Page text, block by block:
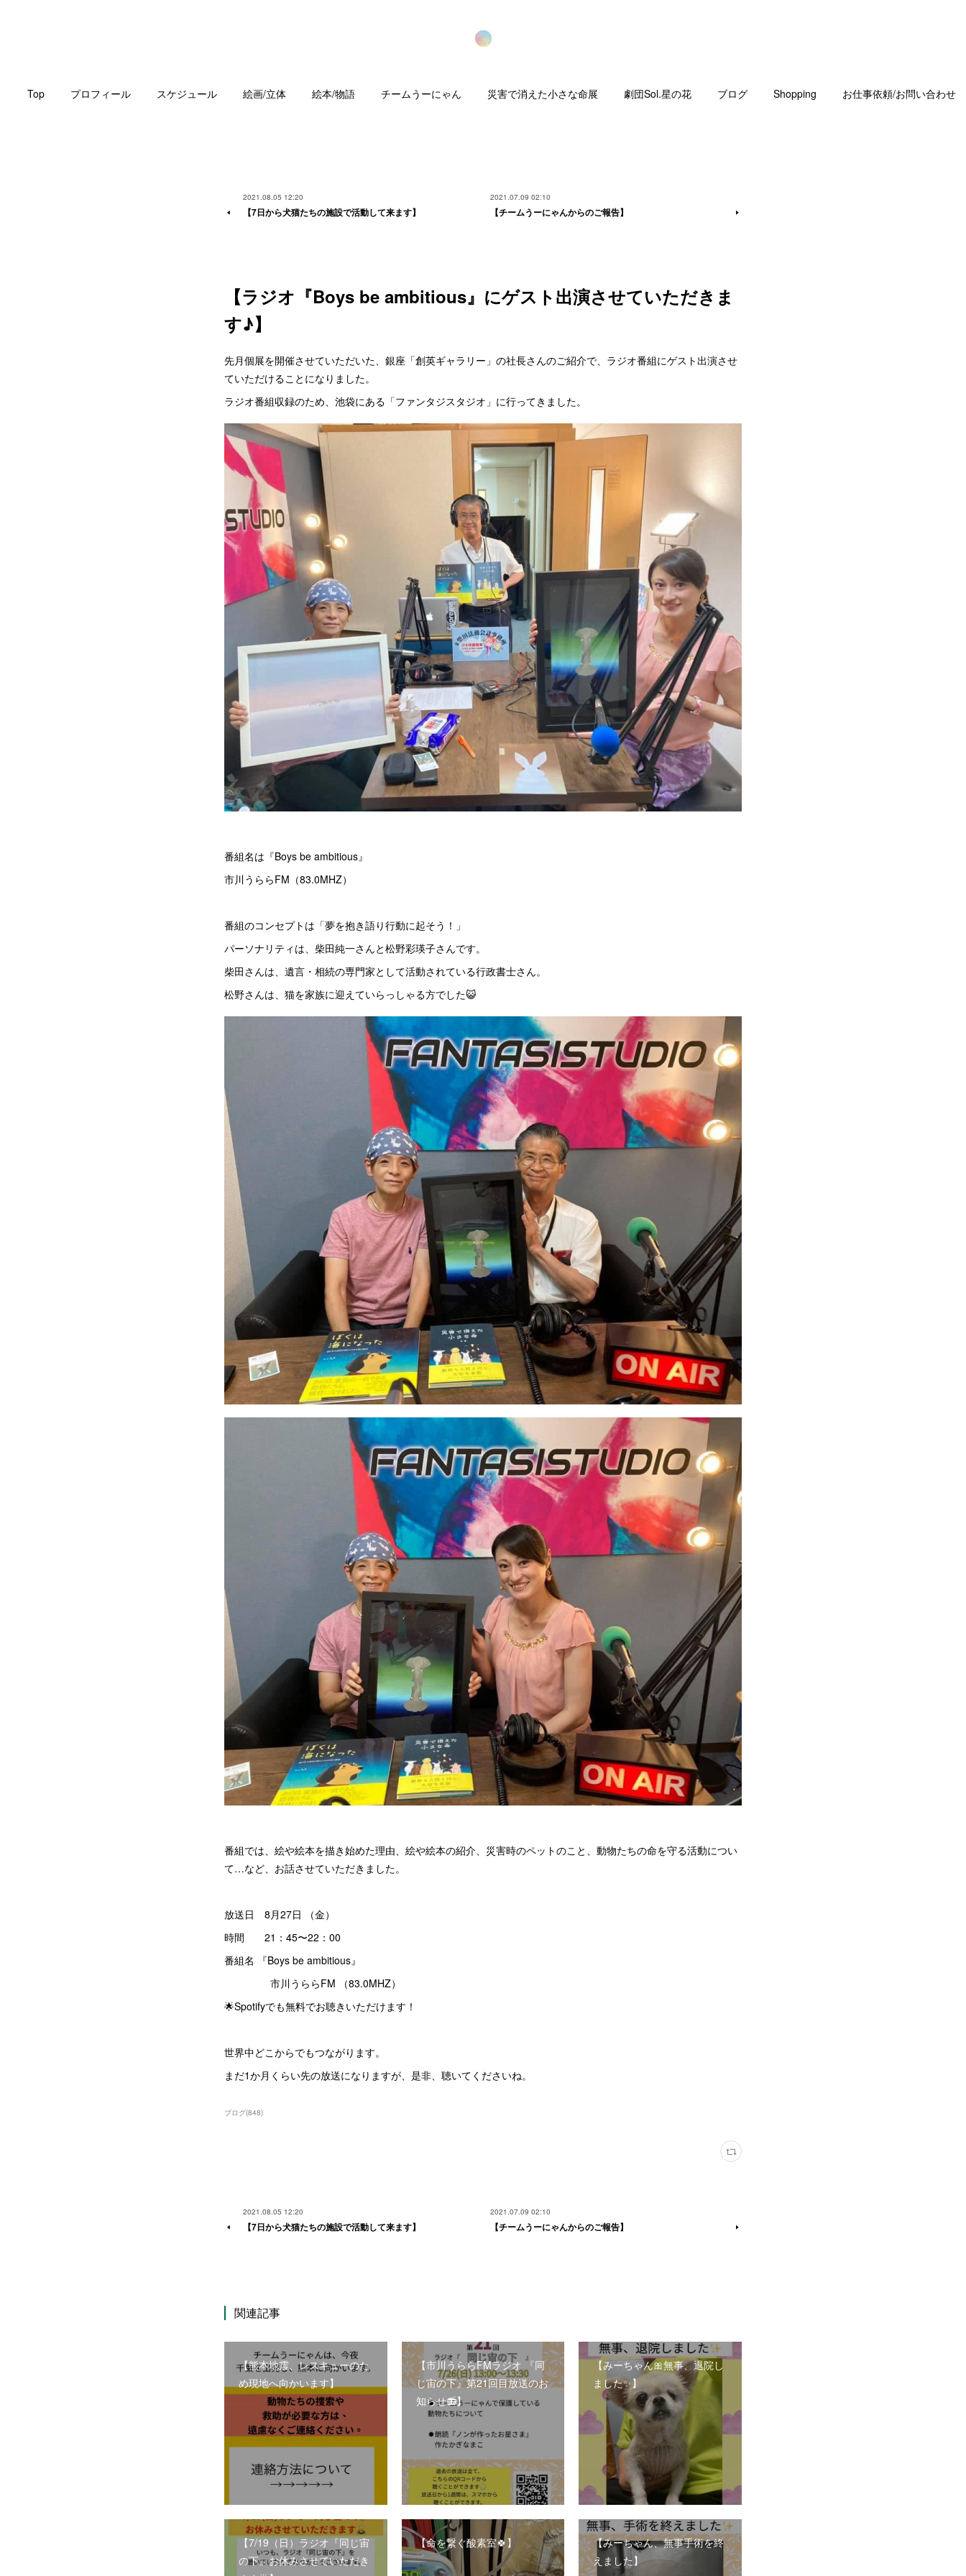
Top プロフィール スケジュール 絵画/立体 絵本/物語 チームうーにゃん 災害で消えた小さな命展 劇団Sol.星の花 ブログ Shopping お仕事依頼/お問い合わせ
2021.08.05 12:20
【7日から犬猫たちの施設で活動して来ます】
2021.07.09 02:10
【チームうーにゃんからのご報告】
【ラジオ『Boys be ambitious』にゲスト出演させていただきま
す♪】
先月個展を開催させていただいた、銀座「創英ギャラリー」の社長さんのご紹介で、ラジオ番組にゲスト出演させ
ていただけることになりました。
ラジオ番組収録のため、池袋にある「ファンタジスタジオ」に行ってきました。
番組名は『Boys be ambitious』
市川うららFM（83.0MHZ）
番組のコンセプトは「夢を抱き語り行動に起そう！」
パーソナリティは、柴田純一さんと松野彩瑛子さんです。
柴田さんは、遺言・相続の専門家として活動されている行政書士さん。
松野さんは、猫を家族に迎えていらっしゃる方でした😺
番組では、絵や絵本を描き始めた理由、絵や絵本の紹介、災害時のペットのこと、動物たちの命を守る活動につい
て…など、お話させていただきました。
放送日 8月27日 （金）
時間 21：45〜22：00
番組名 『Boys be ambitious』
市川うららFM （83.0MHZ）
🌟Spotifyでも無料でお聴きいただけます！
世界中どこからでもつながります。
まだ1か月くらい先の放送になりますが、是非、聴いてくださいね。
ブログ(848)
2021.08.05 12:20
【7日から犬猫たちの施設で活動して来ます】
2021.07.09 02:10
【チームうーにゃんからのご報告】
関連記事
【熊本地震、レスキューのた
め現地へ向かいます】
【市川うららFMラジオ 『同
じ宙の下』第21回目放送のお
知らせ📻】
【みーちゃん🎀無事、退院し
ました✨】
【7/19（日）ラジオ『同じ宙
の下』お休みさせていただき
【命を繋ぐ酸素室🍀】
【みーちゃん、無事手術を終
えました】